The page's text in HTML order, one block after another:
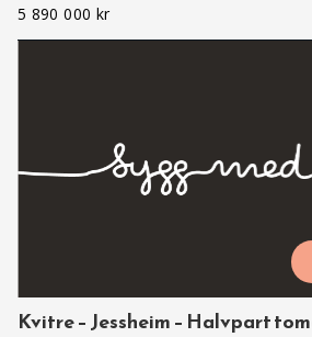
5 890 000 kr
Kvitre – Jessheim – Halvpart